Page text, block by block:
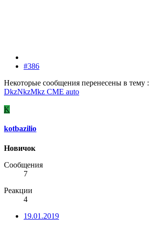
#386
Некоторые сообщения перенесены в тему :
DkzNkzMkz CME auto
K
kotbazilio
Новичок
Сообщения
7
Реакции
4
19.01.2019